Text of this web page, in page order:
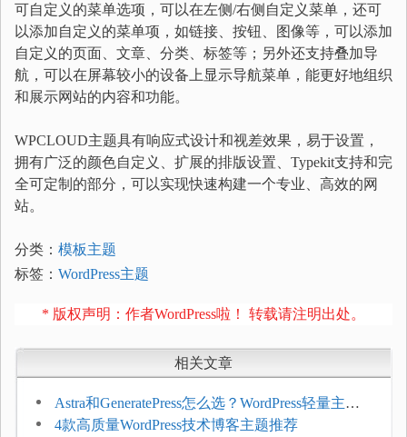
可自定义的菜单选项，可以在左侧/右侧自定义菜单，还可
以添加自定义的菜单项，如链接、按钮、图像等，可以添加
自定义的页面、文章、分类、标签等；另外还支持叠加导
航，可以在屏幕较小的设备上显示导航菜单，能更好地组织
和展示网站的内容和功能。
WPCLOUD主题具有响应式设计和视差效果，易于设置，
拥有广泛的颜色自定义、扩展的排版设置、Typekit支持和完
全可定制的部分，可以实现快速构建一个专业、高效的网
站。
分类： 模板主题
标签： WordPress主题
* 版权声明：作者WordPress啦！ 转载请注明出处。
相关文章
Astra和GeneratePress怎么选？WordPress轻量主题
选型维度
4款高质量WordPress技术博客主题推荐